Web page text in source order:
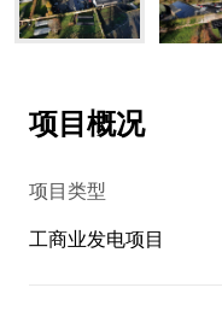
项目概况
项目类型
工商业发电项目